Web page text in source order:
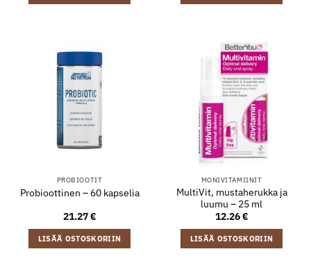
PROBIOOTIT
Probioottinen – 60 kapselia
21.27€
LISÄÄ OSTOSKORIIN
MONIVITAMIINIT
MultiVit, mustaherukka ja
luumu – 25 ml
12.26€
LISÄÄ OSTOSKORIIN